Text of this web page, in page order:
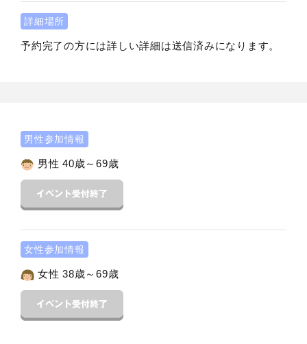
詳細場所
予約完了の方には詳しい詳細は送信済みになります。
男性参加情報
男性 40歳～69歳
女性参加情報
女性 38歳～69歳